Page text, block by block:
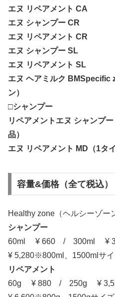
エヌ リペアメント CA
エヌ シャンプー CR
エヌ リペアメント CR
エヌ シャンプー SL
エヌ リペアメント SL
エヌ ヘアミルク BMSpecific
ン）
□シャンプー
リペアメントエヌ シャンプ
品）
エヌ リペアメント MD（1タ
容量&価格（全て税込）
Healthy zone（ヘルシーゾー
シャンプー
60ml ¥ 660 / 300ml ¥
¥ 5,280※800ml、1500mlサイ
リペアメント
60g ¥ 880 / 250g ¥